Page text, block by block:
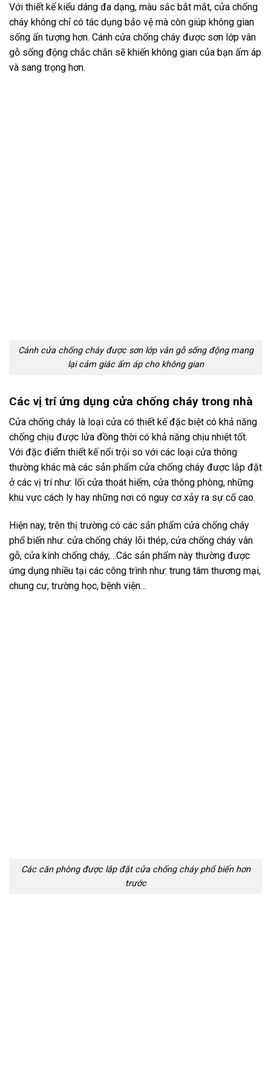
Với thiết kế kiểu dáng đa dạng, màu sắc bắt mắt, cửa chống
cháy không chỉ có tác dụng bảo vệ mà còn giúp không gian
sống ấn tượng hơn. Cánh cửa chống cháy được sơn lớp vân
gỗ sống động chắc chắn sẽ khiến không gian của bạn ấm áp
và sang trọng hơn.
Cánh cửa chống cháy được sơn lớp vân gỗ sống động mang
lại cảm giác ấm áp cho không gian
Các vị trí ứng dụng cửa chống cháy trong nhà
Cửa chống cháy là loại cửa có thiết kế đặc biệt có khả năng
chống chịu được lửa đồng thời có khả năng chịu nhiệt tốt.
Với đặc điểm thiết kế nổi trội so với các loại cửa thông
thường khác mà các sản phẩm cửa chống cháy được lắp đặt
ở các vị trí như: lối cửa thoát hiểm, cửa thông phòng, những
khu vực cách ly hay những nơi có nguy cơ xảy ra sự cố cao.
Hiện nay, trên thị trường có các sản phẩm cửa chống cháy
phổ biến như: cửa chống cháy lõi thép, cửa chống cháy vân
gỗ, cửa kính chống cháy,…Các sản phẩm này thường được
ứng dụng nhiều tại các công trình như: trung tâm thương mại,
chung cư, trường học, bệnh viện…
Các căn phòng được lắp đặt cửa chống cháy phổ biến hơn
trước